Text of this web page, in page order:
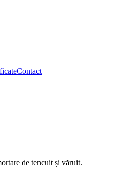
Contact
de tencuit și văruit.